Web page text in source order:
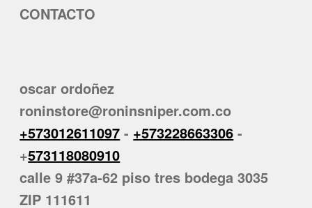
CONTACTO
oscar ordoñez
roninstore@roninsniper.com.co
+573012611097 - +573228663306 -
+573118080910
calle 9 #37a-62 piso tres bodega 3035
ZIP 111611